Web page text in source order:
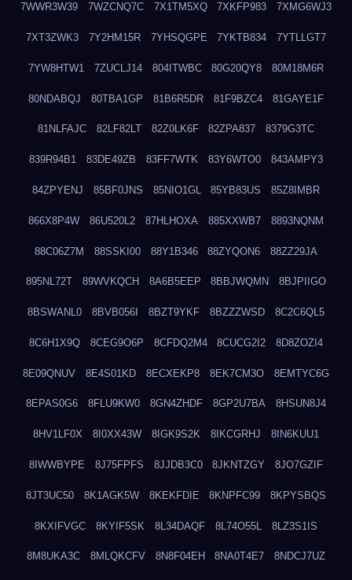
7WWR3W39 7WZCNQ7C 7X1TM5XQ 7XKFP983 7XMG6WJ3
7XT3ZWK3 7Y2HM15R 7YHSQGPE 7YKTB834 7YTLLGT7
7YW8HTW1 7ZUCLJ14 804ITWBC 80G20QY8 80M18M6R
80NDABQJ 80TBA1GP 81B6R5DR 81F9BZC4 81GAYE1F
81NLFAJC 82LF82LT 82Z0LK6F 82ZPA837 8379G3TC
839R94B1 83DE49ZB 83FF7WTK 83Y6WTO0 843AMPY3
84ZPYENJ 85BF0JNS 85NIO1GL 85YB83US 85Z8IMBR
866X8P4W 86U520L2 87HLHOXA 885XXWB7 8893NQNM
88C06Z7M 88SSKI00 88Y1B346 88ZYQON6 88ZZ29JA
895NL72T 89WVKQCH 8A6B5EEP 8BBJWQMN 8BJPIIGO
8BSWANL0 8BVB056I 8BZT9YKF 8BZZZWSD 8C2C6QL5
8C6H1X9Q 8CEG9O6P 8CFDQ2M4 8CUCG2I2 8D8ZOZI4
8E09QNUV 8E4S01KD 8ECXEKP8 8EK7CM3O 8EMTYC6G
8EPAS0G6 8FLU9KW0 8GN4ZHDF 8GP2U7BA 8HSUN8J4
8HV1LF0X 8I0XX43W 8IGK9S2K 8IKCGRHJ 8IN6KUU1
8IWWBYPE 8J75FPFS 8JJDB3C0 8JKNTZGY 8JO7GZIF
8JT3UC50 8K1AGK5W 8KEKFDIE 8KNPFC99 8KPYSBQS
8KXIFVGC 8KYIF5SK 8L34DAQF 8L74O55L 8LZ3S1IS
8M8UKA3C 8MLQKCFV 8N8F04EH 8NA0T4E7 8NDCJ7UZ